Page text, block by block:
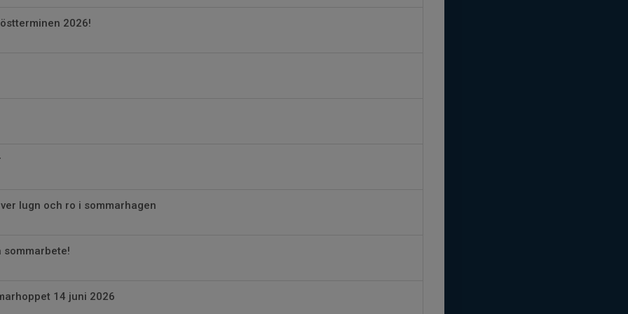
2026!
lugn och ro i sommarhagen
sommarbete!
14 juni 2026